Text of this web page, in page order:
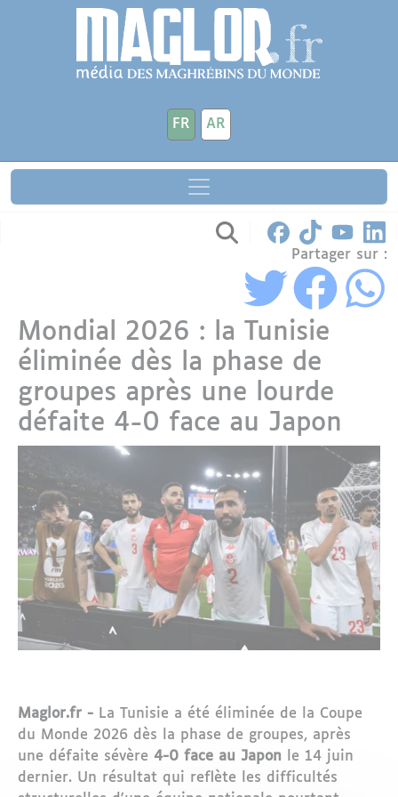
Aller au contenu principal
FR AR
Partager sur :
Mondial 2026 : la Tunisie
éliminée dès la phase de
groupes après une lourde
défaite 4-0 face au Japon
Maglor.fr - La Tunisie a été éliminée de la Coupe
du Monde 2026 dès la phase de groupes, après
une défaite sévère 4-0 face au Japon le 14 juin
dernier. Un résultat qui reflète les difficultés
Panneau de gestion des cookies